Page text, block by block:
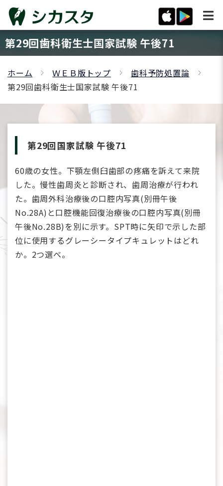
第29回歯科衛生士国家試験 午後71
ホーム ＷＥＢ版トップ
歯科予防処置論
第29回歯科衛生士国家試験 午後71
第29回国家試験 午後71
60歳の女性。下顎左側臼歯部の疼痛を訴えて来院
した。慢性歯周炎と診断され、歯周治療が行われ
た。歯周外科治療後の口腔内写真(別冊午後
No.28A)と口腔機能回復治療後の口腔内写真(別冊
午後No.28B)を別に示す。SPT時に矢印で示した部
位に使用するグレーシータイプキュレットはどれ
か。2つ選べ。